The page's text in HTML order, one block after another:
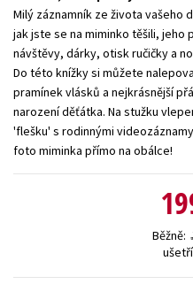
Milý záznamník ze života vašeho
jak jste se na miminko těšili, jeho
návštěvy, dárky, otisk ručičky a
Do této knížky si můžete
pramínek vlásků a nejkrásnější
narození děťátka. Na stužku
'flešku' s rodinnými
foto miminka přímo na obálce!
Běžně